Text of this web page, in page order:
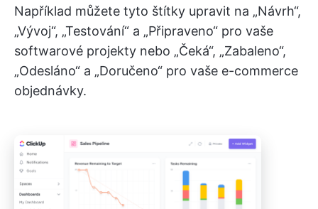
Například můžete tyto štítky upravit na „Návrh“,
„Vývoj“, „Testování“ a „Připraveno“ pro vaše
softwarové projekty nebo „Čeká“, „Zabaleno“,
„Odesláno“ a „Doručeno“ pro vaše e-commerce
objednávky.